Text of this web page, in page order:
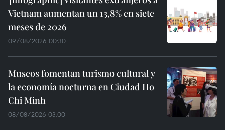
Vietnam aumentan un 13,8% en siete
meses de 2026
09/08/2026 00:30
Museos fomentan turismo cultural y
la economía nocturna en Ciudad Ho
Chi Minh
08/08/2026 03:00